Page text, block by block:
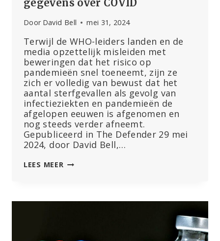
gegevens over COVID
Door David Bell mei 31, 2024
Terwijl de WHO-leiders landen en de
media opzettelijk misleiden met
beweringen dat het risico op
pandemieën snel toeneemt, zijn ze
zich er volledig van bewust dat het
aantal sterfgevallen als gevolg van
infectieziekten en pandemieën de
afgelopen eeuwen is afgenomen en
nog steeds verder afneemt.
Gepubliceerd in The Defender 29 mei
2024, door David Bell,…
LEES MEER DE